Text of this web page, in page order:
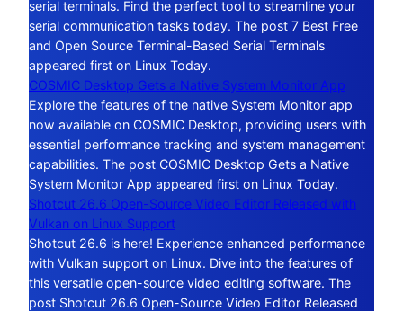
serial terminals. Find the perfect tool to streamline your
serial communication tasks today. The post 7 Best Free
and Open Source Terminal-Based Serial Terminals
appeared first on Linux Today.
COSMIC Desktop Gets a Native System Monitor App
Explore the features of the native System Monitor app
now available on COSMIC Desktop, providing users with
essential performance tracking and system management
capabilities. The post COSMIC Desktop Gets a Native
System Monitor App appeared first on Linux Today.
Shotcut 26.6 Open-Source Video Editor Released with
Vulkan on Linux Support
Shotcut 26.6 is here! Experience enhanced performance
with Vulkan support on Linux. Dive into the features of
this versatile open-source video editing software. The
post Shotcut 26.6 Open-Source Video Editor Released